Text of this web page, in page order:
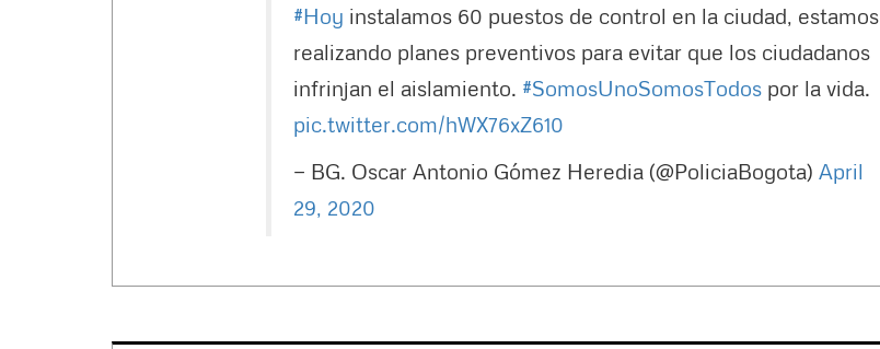
#Hoy instalamos 60 puestos de control en la ciudad, estamos
realizando planes preventivos para evitar que los ciudadanos
infrinjan el aislamiento. #SomosUnoSomosTodospor la vida.
pic.twitter.com/hWX76xZ610
— BG. Oscar Antonio Gómez Heredia (@PoliciaBogota) April
29, 2020